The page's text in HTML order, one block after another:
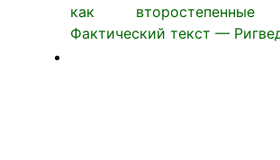
как второстепенные
Фактический текст —